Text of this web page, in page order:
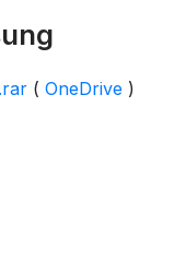
( OneDrive)